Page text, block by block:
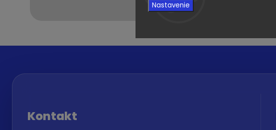
Nastavenie
Kontakt